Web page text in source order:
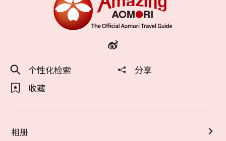
个性化检索
分享
收藏
相册